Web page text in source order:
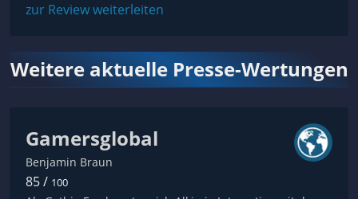
zur Review weiterleiten
Weitere aktuelle Presse-Wertungen
Gamersglobal
Benjamin Braun
85 / 100